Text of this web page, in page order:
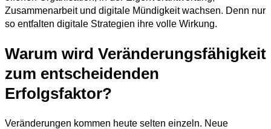
Zusammenarbeit und digitale Mündigkeit wachsen. Denn nur
so entfalten digitale Strategien ihre volle Wirkung.
Warum wird Veränderungsfähigkeit
zum entscheidenden
Erfolgsfaktor?
Veränderungen kommen heute selten einzeln. Neue